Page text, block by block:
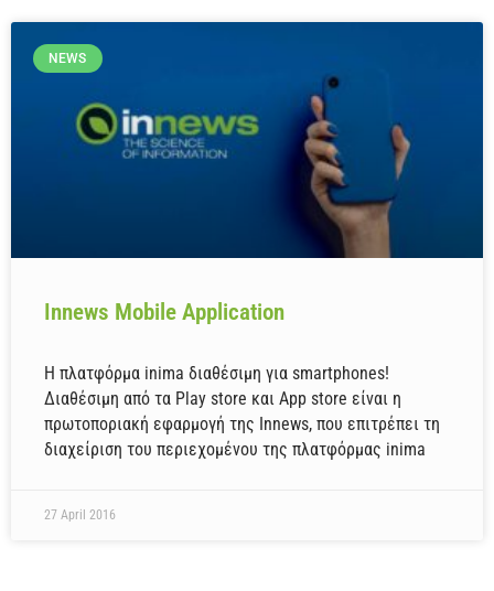
NEWS
Innews Mobile Application
Η πλατφόρμα inima διαθέσιμη για smartphones!
Διαθέσιμη από τα Play store και App store είναι η
πρωτοποριακή εφαρμογή της Innews, που επιτρέπει τη
διαχείριση του περιεχομένου της πλατφόρμας inima
27 April 2016